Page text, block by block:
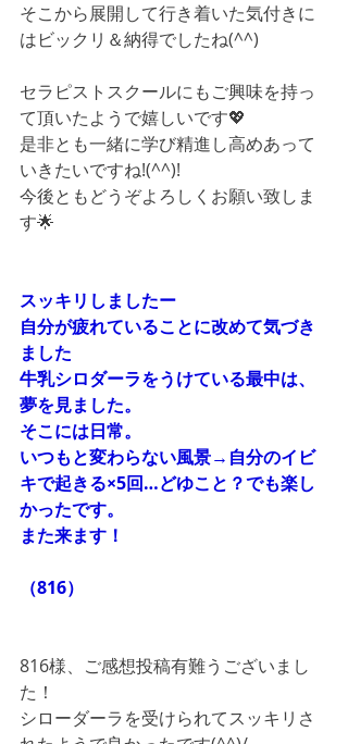
そこから展開して行き着いた気付きに
はビックリ＆納得でしたね(^^)
セラピストスクールにもご興味を持っ
て頂いたようで嬉しいです💖
是非とも一緒に学び精進し高めあって
いきたいですね!(^^)!
今後ともどうぞよろしくお願い致しま
す🌟
スッキリしましたー
自分が疲れていることに改めて気づき
ました
牛乳シロダーラをうけている最中は、
夢を見ました。
そこには日常。
いつもと変わらない風景→自分のイビ
キで起きる×5回…どゆこと？でも楽し
かったです。
また来ます！
（816）
816様、ご感想投稿有難うございまし
た！
シローダーラを受けられてスッキリさ